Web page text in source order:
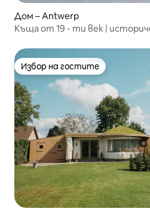
Дом – Antwerp
Къща от 19 - ти век |
Избор на гостите
Избор на гостите